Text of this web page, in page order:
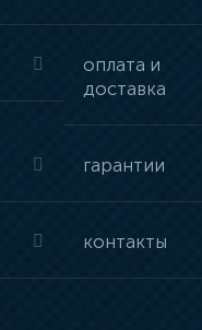
оплата и
доставка
гарантии
контакты